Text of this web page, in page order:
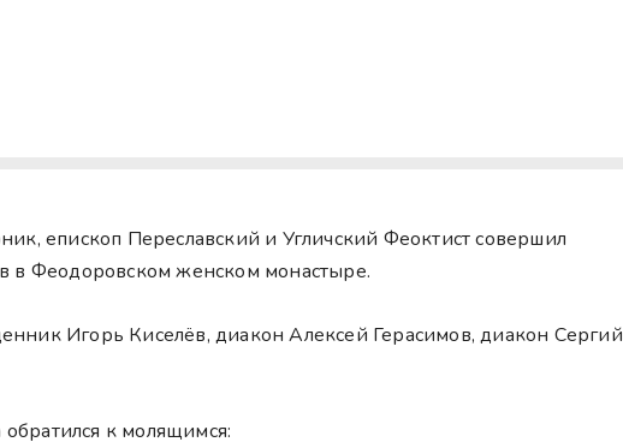
епископ Переславский и Угличский Феоктист совершил
Феодоровском женском монастыре.
Игорь Киселёв, диакон Алексей Герасимов, диакон Сергий
к молящимся: